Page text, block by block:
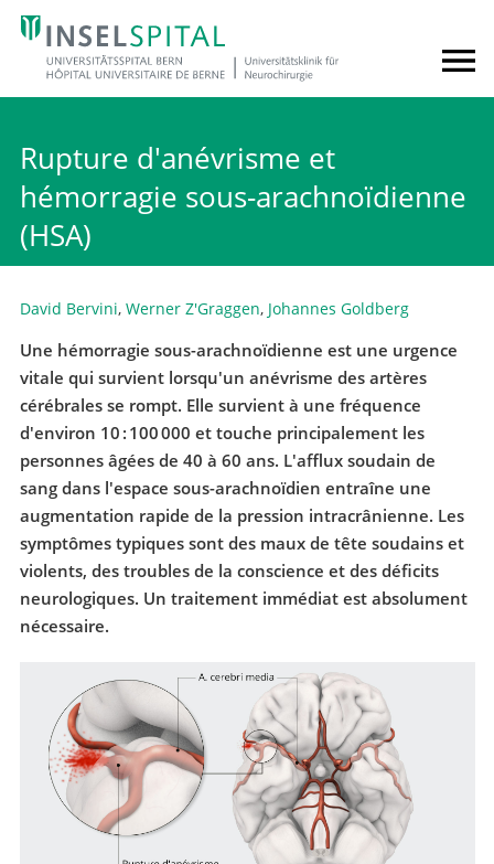
Rupture d'anévrisme et
hémorragie sous-arachnoïdienne
(HSA)
David Bervini, Werner Z'Graggen, Johannes Goldberg
Une hémorragie sous-arachnoïdienne est une urgence
vitale qui survient lorsqu'un anévrisme des artères
cérébrales se rompt. Elle survient à une fréquence
d'environ 10 : 100 000 et touche principalement les
personnes âgées de 40 à 60 ans. L'afflux soudain de
sang dans l'espace sous-arachnoïdien entraîne une
augmentation rapide de la pression intracrânienne. Les
symptômes typiques sont des maux de tête soudains et
violents, des troubles de la conscience et des déficits
neurologiques. Un traitement immédiat est absolument
nécessaire.